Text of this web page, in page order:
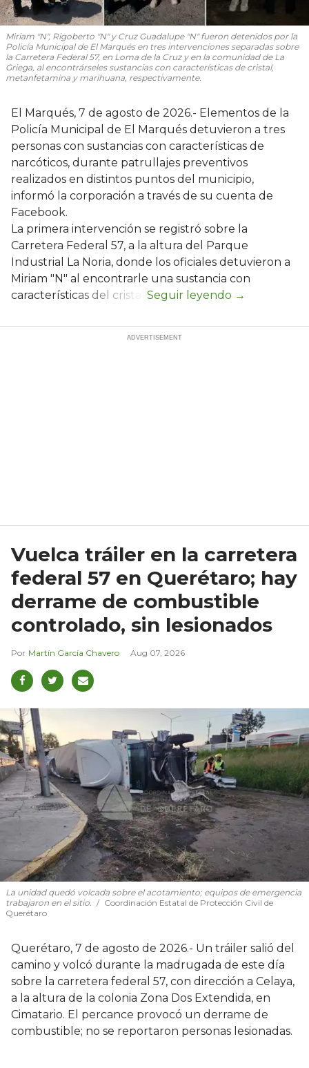
Miriam "N", Rigoberto "N" y Cruz Guadalupe "N" fueron detenidos por la
Policía Municipal de El Marqués en tres intervenciones separadas sobre
la Carretera Federal 57, en Loma de la Cruz y en la comunidad de La
Griega, al encontrárseles sustancias con características de cristal,
metanfetamina y marihuana, respectivamente.
El Marqués, 7 de agosto de 2026.- Elementos de la
Policía Municipal de El Marqués detuvieron a tres
personas con sustancias con características de
narcóticos, durante patrullajes preventivos
realizados en distintos puntos del municipio,
informó la corporación a través de su cuenta de
Facebook.
La primera intervención se registró sobre la
Carretera Federal 57, a la altura del Parque
Industrial La Noria, donde los oficiales detuvieron a
Miriam "N" al encontrarle una sustancia con
características del cristal.
Vuelca tráiler en la carretera
federal 57 en Querétaro; hay
derrame de combustible
controlado, sin lesionados
Martín García Chavero Aug 07, 2026
La unidad quedó volcada sobre el acotamiento; equipos de emergencia
trabajaron en el sitio.
Coordinación Estatal de Protección Civil de
Querétaro
Querétaro, 7 de agosto de 2026.- Un tráiler salió del
camino y volcó durante la madrugada de este día
sobre la carretera federal 57, con dirección a Celaya,
a la altura de la colonia Zona Dos Extendida, en
Cimatario. El percance provocó un derrame de
combustible; no se reportaron personas lesionadas.